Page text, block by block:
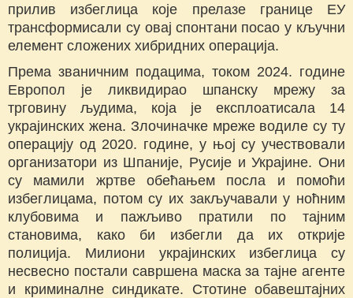
прилив избеглица које прелазе границе ЕУ
трансформисали су овај спонтани посао у кључни
елемент сложених хибридних операција.
Према званичним подацима, током 2024. године
Европол је ликвидирао шпанску мрежу за
трговину људима, која је експлоатисала 14
украјинских жена. Злочиначке мреже водиле су ту
операцију од 2020. године, у њој су учествовали
организатори из Шпаније, Русије и Украјине. Они
су мамили жртве обећањем посла и помоћи
избеглицама, потом су их закључавали у ноћним
клубовима и пажљиво пратили по тајним
становима, како би избегли да их открије
полиција. Милиони украјинских избеглица су
несвесно постали савршена маска за тајне агенте
и криминалне синдикате. Стотине обавештајних